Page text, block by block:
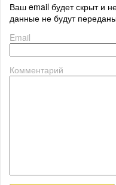
Ваш email будет скрыт и
данные не будут
Email
Комментарий